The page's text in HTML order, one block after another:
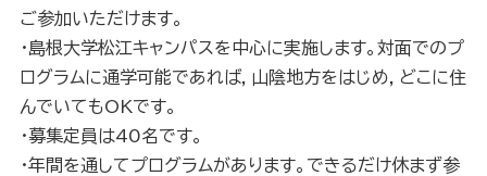
ご参加いただけます。
・島根大学松江キャンパスを中心に実施します。対面でのプ
ログラムに通学可能であれば，山陰地方をはじめ，どこに住
んでいてもOKです。
・募集定員は40名です。
・年間を通してプログラムがあります。できるだけ休まず参